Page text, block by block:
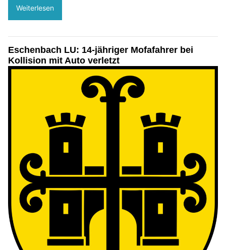
Weiterlesen
Eschenbach LU: 14-jähriger Mofafahrer bei
Kollision mit Auto verletzt